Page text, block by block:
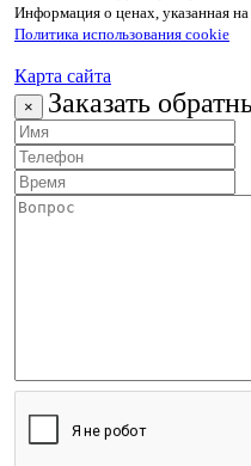
Информация о ценах, указанная
Политика использования cookie
Карта сайта
× Заказать